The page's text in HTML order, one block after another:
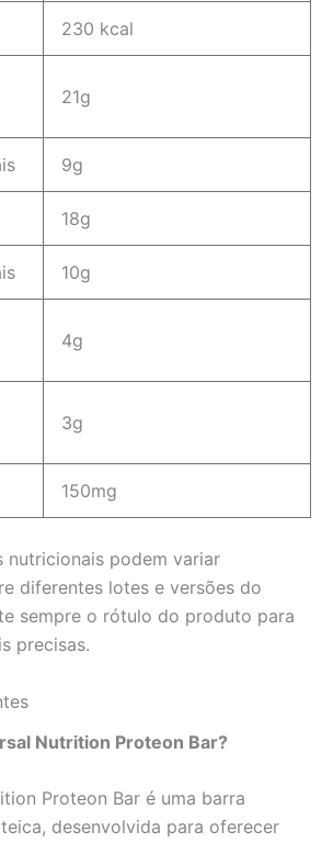
230 kcal
21g
9g
18g
10g
4g
3g
150mg
nutricionais podem variar
diferentes lotes e versões do
sempre o rótulo do produto para
precisas.
Nutrition Proteon Bar?
Proteon Bar é uma barra
desenvolvida para oferecer